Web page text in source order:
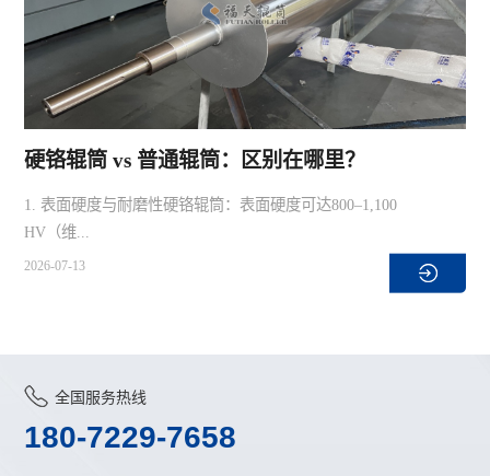
硬铬辊筒 vs 普通辊筒：区别在哪里？
1. 表面硬度与耐磨性硬铬辊筒：表面硬度可达800–1,100
HV（维...
2026-07-13
全国服务热线
180-7229-7658